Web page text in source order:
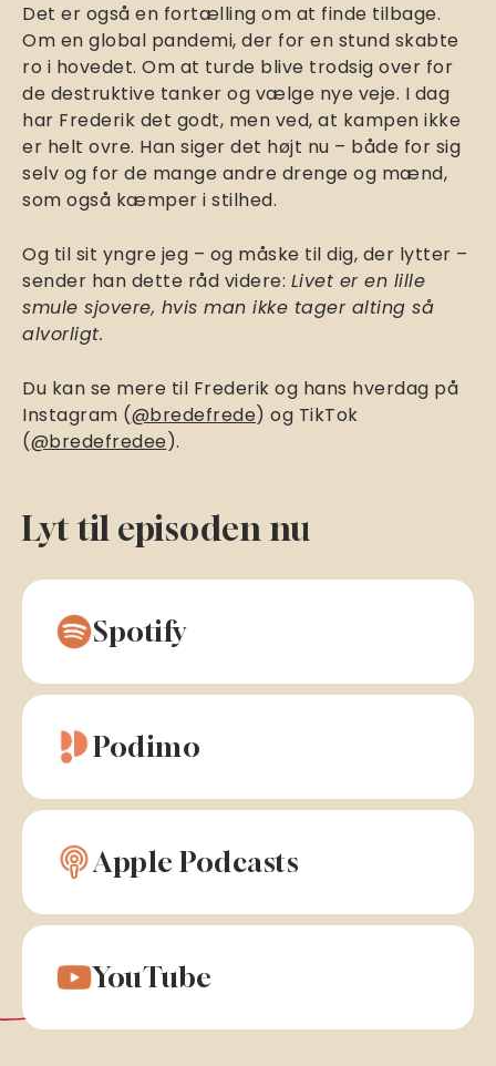
Det er også en fortælling om at finde tilbage.
Om en global pandemi, der for en stund skabte
ro i hovedet. Om at turde blive trodsig over for
de destruktive tanker og vælge nye veje. I dag
har Frederik det godt, men ved, at kampen ikke
er helt ovre. Han siger det højt nu – både for sig
selv og for de mange andre drenge og mænd,
som også kæmper i stilhed.
Og til sit yngre jeg – og måske til dig, der lytter –
sender han dette råd videre: Livet er en lille
smule sjovere, hvis man ikke tager alting så
alvorligt.
Du kan se mere til Frederik og hans hverdag på
Instagram (@bredefrede) og TikTok
(@bredefredee).
Lyt til episoden nu
Spotify
Podimo
Apple Podcasts
YouTube